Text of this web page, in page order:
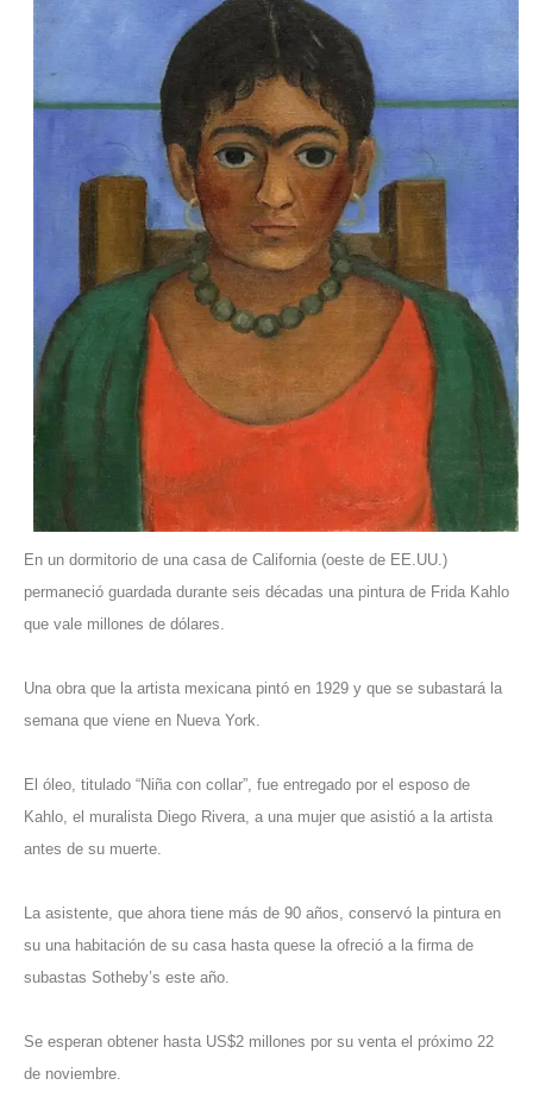
En un dormitorio de una casa de California (oeste de EE.UU.)
permaneció guardada durante seis décadas una pintura de Frida Kahlo
que vale millones de dólares.
Una obra que la artista mexicana pintó en 1929 y que se subastará la
semana que viene en Nueva York.
El óleo, titulado “Niña con collar”, fue entregado por el esposo de
Kahlo, el muralista Diego Rivera, a una mujer que asistió a la artista
antes de su muerte.
La asistente, que ahora tiene más de 90 años, conservó la pintura en
su una habitación de su casa hasta quese la ofreció a la firma de
subastas Sotheby’s este año.
Se esperan obtener hasta US$2 millones por su venta el próximo 22
de noviembre.